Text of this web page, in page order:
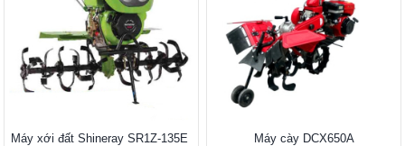
Máy xới đất Shineray SR1Z-135E Máy cày DCX650A